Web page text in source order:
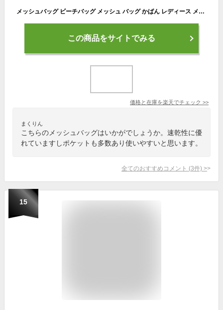
メッシュバッグ ビーチバッグ メッシュ バッグ かばん レディース メンズ バックインバック ジム 砂場 温泉 サウナ コンパクト シンプル プールバッグ レジャー アウトドア 海 プール シンプル 男女兼用 ユニセックス 無地 手持ち 送料無料 ポイント消化
この商品をサイトでみる
価格と在庫を楽天でチェック >>
まくりん
こちらのメッシュバッグはいかがでしょうか。速乾性に優
れていますしポケットも多数あり使いやすいと思います。
全てのおすすめコメント (3件) >
15